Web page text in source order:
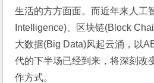
生活的方方面面。而近年来人工
Intelligence)、区块链(Block
大数据(Big Data)风起云涌，以
代的下半场已经到来，将深刻改
作方式。